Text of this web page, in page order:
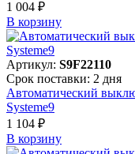
1 004 ₽
В корзинy
Артикул: S9F22110
Срок поставки: 2 дня
Автоматический
Systeme9
1 104 ₽
В корзинy